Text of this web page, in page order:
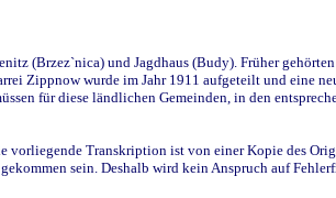
(Brzez`nica) und Jagdhaus (Budy). Früher
Zippnow wurde im Jahr 1911 aufgeteilt und eine
für diese ländlichen Gemeinden, in den
vorliegende Transkription ist von einer Kopie des
sein. Deshalb wird kein Anspruch auf